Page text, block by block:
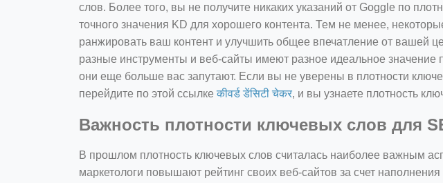
слов. Более того, вы не получите никаких указаний от Goggle по
точного значения KD для хорошего контента. Тем не менее,
ранжировать ваш контент и улучшить общее впечатление от вашей
разные инструменты и веб-сайты имеют разное идеальное значение
они еще больше вас запутают. Если вы не уверены в плотности
перейдите по этой ссылкеकीवर्ड डेंसिटी चेकर, и вы узнаете плотность
Важность плотности ключевых слов для
В прошлом плотность ключевых слов считалась наиболее важным
маркетологи повышают рейтинг своих веб-сайтов за счет